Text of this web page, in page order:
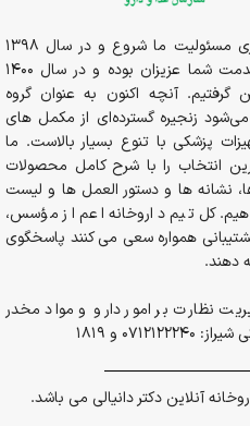
از سال 1394در قالب داروخانه حضوری مسئولیت ما شروع و در سال 1398
داروخانه به صورت شبانه روزی در خدمت شما عزیزان بوده و در سال 1400
گرفتیم. آنچه اکنون به عنوان گروه
می‌شود زنجیره گسترده‌ای از مکمل های
پزشکی با تنوع بسیار بالاست. ما
انتخاب را با شرح کامل محصولات
نشانه ها و دستور العمل ها و لیست
کل تیم داروخانه اعم از مؤسس،
همواره سعی می کنند پاسخگوی
دهند.
نظارت بر امور دارو و مواد مخدر
و 1819
آنلاین دکتر دانیالی می باشد.